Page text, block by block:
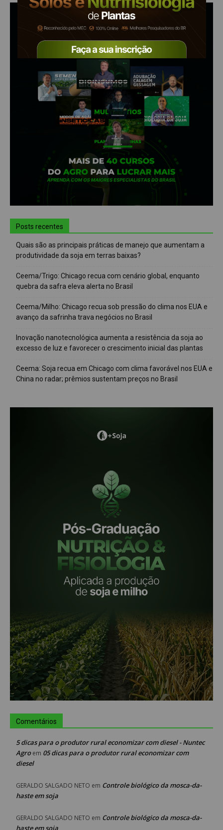
Posts recentes
Quais são as principais práticas de manejo que aumentam a
produtividade da soja em terras baixas?
Ceema/Trigo: Chicago recua com cenário global, enquanto
quebra da safra eleva alerta no Brasil
Ceema/Milho: Chicago recua sob pressão do clima nos EUA e
avanço da safrinha trava negócios no Brasil
Inovação nanotecnológica aumenta a resistência da soja ao
excesso de luz e favorecer o crescimento inicial das plantas
Ceema: Soja recua em Chicago com clima favorável nos EUA e
China no radar; prêmios sustentam preços no Brasil
Comentários
5 dicas para o produtor rural economizar com diesel - Nuntec
Agroem 05 dicas para o produtor rural economizar com
diesel
GERALDO SALGADO NETO em Controle biológico da mosca-da-
haste em soja
GERALDO SALGADO NETO em Controle biológico da mosca-da-
haste em soja